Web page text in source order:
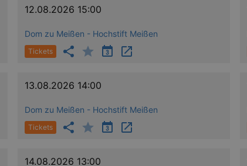
12.08.2026 15:00
Dom zu Meißen - Hochstift Meißen
Tickets
13.08.2026 14:00
Dom zu Meißen - Hochstift Meißen
Tickets
14.08.2026 13:00